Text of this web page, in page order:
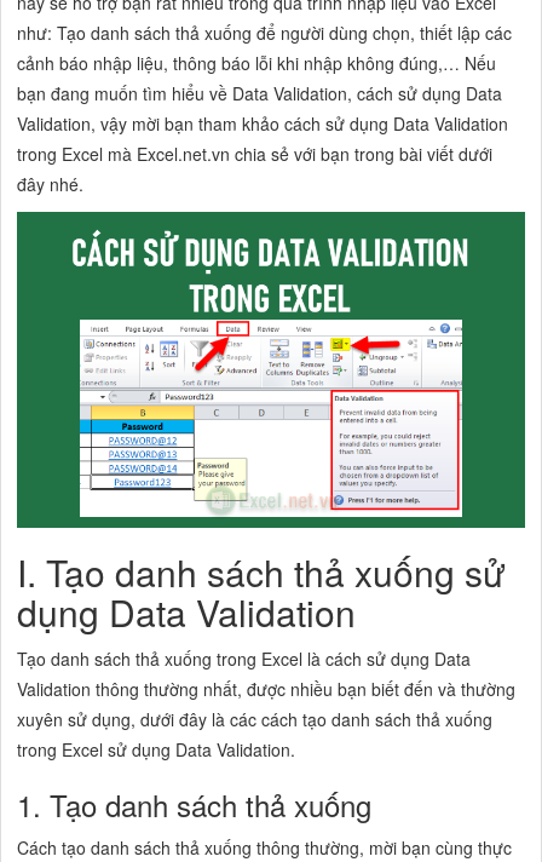
như: Tạo danh sách thả xuống để người dùng chọn, thiết lập các
cảnh báo nhập liệu, thông báo lỗi khi nhập không đúng,… Nếu
bạn đang muốn tìm hiểu về Data Validation, cách sử dụng Data
Validation, vậy mời bạn tham khảo cách sử dụng Data Validation
trong Excel mà Excel.net.vn chia sẻ với bạn trong bài viết dưới
đây nhé.
I. Tạo danh sách thả xuống sử
dụng Data Validation
Tạo danh sách thả xuống trong Excel là cách sử dụng Data
Validation thông thường nhất, được nhiều bạn biết đến và thường
xuyên sử dụng, dưới đây là các cách tạo danh sách thả xuống
trong Excel sử dụng Data Validation.
1. Tạo danh sách thả xuống
Cách tạo danh sách thả xuống thông thường, mời bạn cùng thực